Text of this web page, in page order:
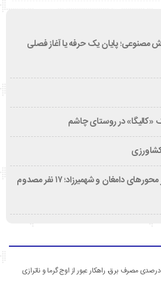
مصنوعی؛ پایان یک حرفه یا آغاز فصلی
در روستای چاشم
وقوع دو سانحه رانندگی در محورهای دامغان و شهمیرزاد؛ ۱۷ نفر مصدوم
کاهش ۱۰ درصدی مصرف برق، راهکار عبور از اوج گرما و ناترازی